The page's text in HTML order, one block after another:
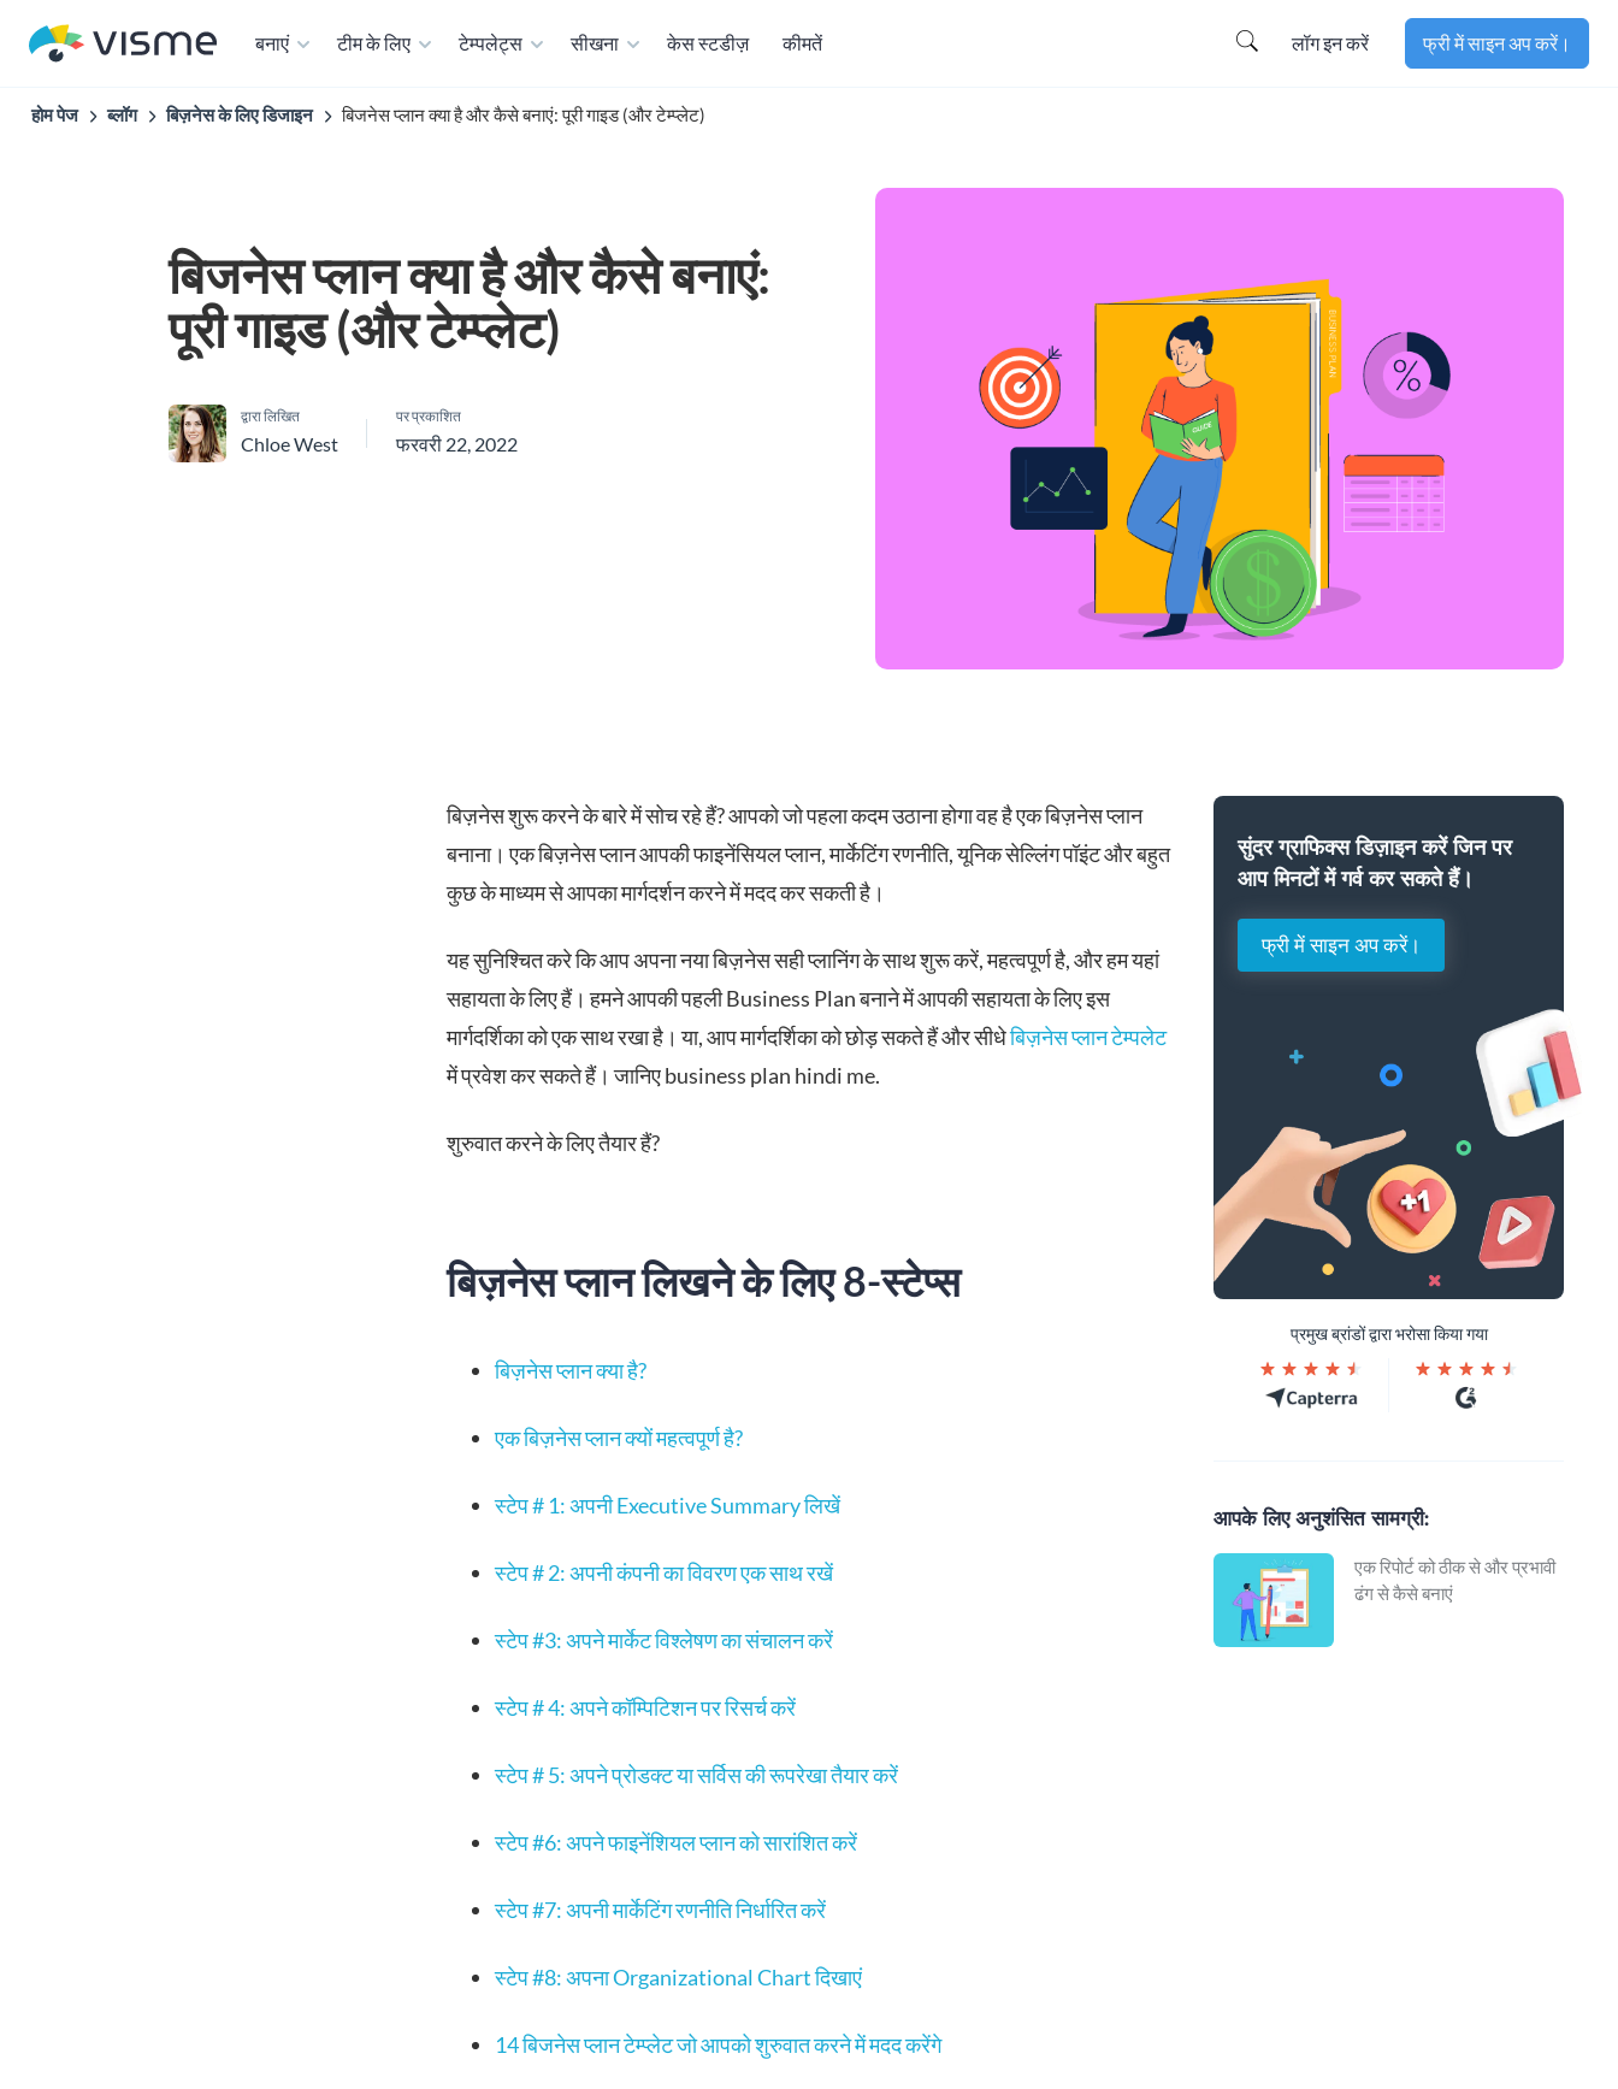
बनाएं टीम के लिए टेम्पलेट्स सीखना केस स्टडीज़ कीमतें लॉग इन करें फ्री में साइन अप करें।
होम पेज ब्लॉग बिज़नेस के लिए डिजाइन बिजनेस प्लान क्या है और कैसे बनाएं: पूरी गाइड (और टेम्प्लेट)
बिजनेस प्लान क्या है और कैसे बनाएं:
पूरी गाइड (और टेम्प्लेट)
द्वारा लिखित
Chloe West
पर प्रकाशित
फरवरी 22, 2022
बिज़नेस शुरू करने के बारे में सोच रहे हैं? आपको जो पहला कदम उठाना होगा वह है एक बिज़नेस प्लान
बनाना। एक बिज़नेस प्लान आपकी फाइनेंसियल प्लान, मार्केटिंग रणनीति, यूनिक सेल्लिंग पॉइंट और बहुत
कुछ के माध्यम से आपका मार्गदर्शन करने में मदद कर सकती है।
यह सुनिश्चित करे कि आप अपना नया बिज़नेस सही प्लानिंग के साथ शुरू करें, महत्वपूर्ण है, और हम यहां
सहायता के लिए हैं। हमने आपकी पहली Business Plan बनाने में आपकी सहायता के लिए इस
मार्गदर्शिका को एक साथ रखा है। या, आप मार्गदर्शिका को छोड़ सकते हैं और सीधेबिज़नेस प्लान टेम्पलेट
में प्रवेश कर सकते हैं। जानिए business plan hindi me.
शुरुवात करने के लिए तैयार हैं?
बिज़नेस प्लान लिखने के लिए 8-स्टेप्स
बिज़नेस प्लान क्या है?
एक बिज़नेस प्लान क्यों महत्वपूर्ण है?
स्टेप # 1: अपनी Executive Summary लिखें
स्टेप # 2: अपनी कंपनी का विवरण एक साथ रखें
स्टेप #3: अपने मार्केट विश्लेषण का संचालन करें
स्टेप # 4: अपने कॉम्पिटिशन पर रिसर्च करें
स्टेप # 5: अपने प्रोडक्ट या सर्विस की रूपरेखा तैयार करें
स्टेप #6: अपने फाइनेंशियल प्लान को सारांशित करें
स्टेप #7: अपनी मार्केटिंग रणनीति निर्धारित करें
स्टेप #8: अपना Organizational Chart दिखाएं
14 बिजनेस प्लान टेम्प्लेट जो आपको शुरुवात करने में मदद करेंगे
सुंदर ग्राफिक्स डिज़ाइन करें जिन पर
आप मिनटों में गर्व कर सकते हैं।
फ्री में साइन अप करें।
प्रमुख ब्रांडों द्वारा भरोसा किया गया
आपके लिए अनुशंसित सामग्री:
एक रिपोर्ट को ठीक से और प्रभावी
ढंग से कैसे बनाएं